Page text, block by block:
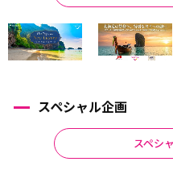
スペシャル企画
スペシ